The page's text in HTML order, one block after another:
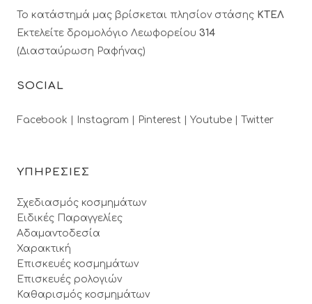
Το κατάστημά μας βρίσκεται πλησίον στάσης ΚΤΕΛ
Εκτελείτε δρομολόγιο Λεωφορείου 314
(Διασταύρωση Ραφήνας)
SOCIAL
Facebook | Instagram | Pinterest | Youtube | Twitter
ΥΠΗΡΕΣΙΕΣ
Σχεδιασμός κοσμημάτων
Ειδικές Παραγγελίες
Αδαμαντοδεσία
Χαρακτική
Επισκευές κοσμημάτων
Επισκευές ρολογιών
Καθαρισμός κοσμημάτων